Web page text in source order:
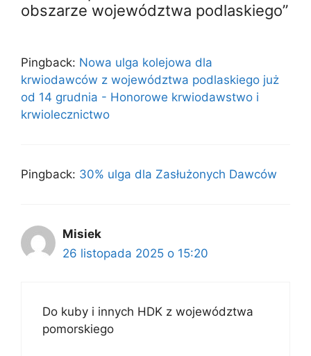
obszarze województwa podlaskiego”
Pingback: Nowa ulga kolejowa dla
krwiodawców z województwa podlaskiego już
od 14 grudnia - Honorowe krwiodawstwo i
krwiolecznictwo
Pingback: 30% ulga dla Zasłużonych Dawców
Misiek
26 listopada 2025 o 15:20
Do kuby i innych HDK z województwa
pomorskiego